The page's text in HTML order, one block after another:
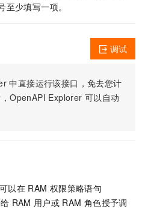
少填写一项。
中直接运行该接口，免去您计
OpenAPI Explorer 可以自动
调试
以在 RAM 权限策略语句
RAM 用户或 RAM 角色授予调